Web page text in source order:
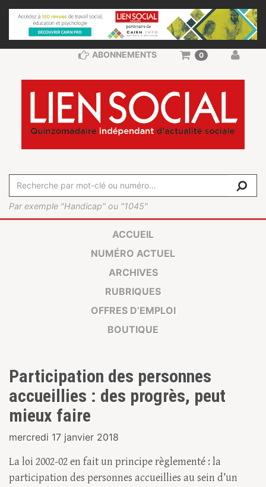
Par exemple "Handicap" ou "1045"
ABONNEMENTS 0
ACCUEIL
NUMÉRO ACTUEL
ARCHIVES
RUBRIQUES
OFFRES D’EMPLOI
BOUTIQUE
Participation des personnes
accueillies : des progrès, peut
mieux faire
mercredi 17 janvier 2018
La loi 2002-02 en fait un principe règlementé : la
participation des personnes accueillies au sein d’un